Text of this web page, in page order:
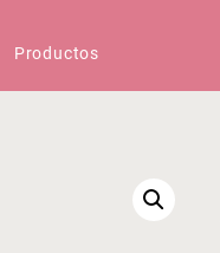
Productos